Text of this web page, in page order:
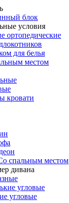
блок
условия
ортопедические
для белья
местом
кровати
спальным местом
дивана
угловые
угловые